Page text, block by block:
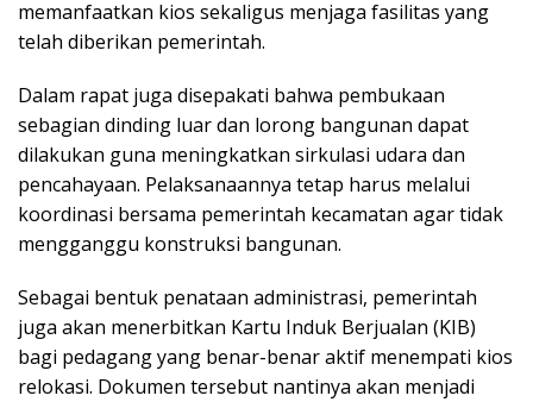
memanfaatkan kios sekaligus menjaga fasilitas yang
telah diberikan pemerintah.
Dalam rapat juga disepakati bahwa pembukaan
sebagian dinding luar dan lorong bangunan dapat
dilakukan guna meningkatkan sirkulasi udara dan
pencahayaan. Pelaksanaannya tetap harus melalui
koordinasi bersama pemerintah kecamatan agar tidak
mengganggu konstruksi bangunan.
Sebagai bentuk penataan administrasi, pemerintah
juga akan menerbitkan Kartu Induk Berjualan (KIB)
bagi pedagang yang benar-benar aktif menempati kios
relokasi. Dokumen tersebut nantinya akan menjadi